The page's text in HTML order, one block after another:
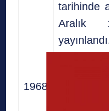
1968
tarihinde
Aralık